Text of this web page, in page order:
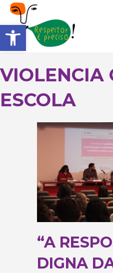
Barra de
VIOLENCIA
ESCOLA
“A
DIGNA